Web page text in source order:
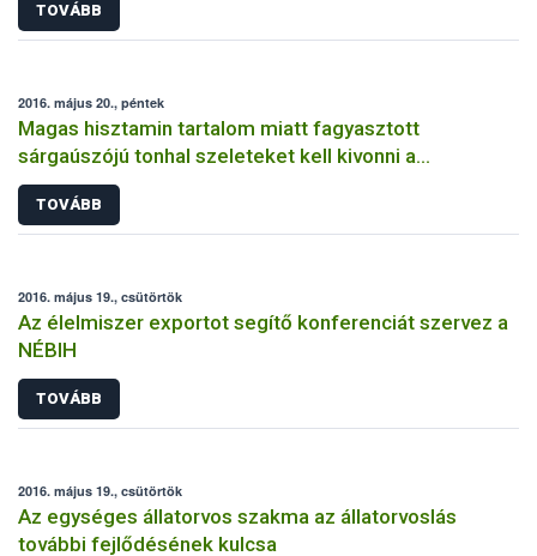
TOVÁBB
2016. május 20., péntek
Magas hisztamin tartalom miatt fagyasztott
sárgaúszójú tonhal szeleteket kell kivonni a
forgalomból
TOVÁBB
2016. május 19., csütörtök
Az élelmiszer exportot segítő konferenciát szervez a
NÉBIH
TOVÁBB
2016. május 19., csütörtök
Az egységes állatorvos szakma az állatorvoslás
további fejlődésének kulcsa